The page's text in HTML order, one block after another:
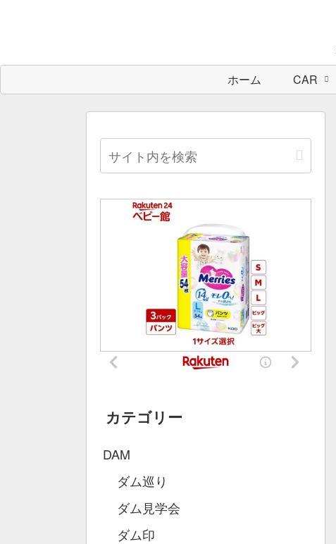
ホーム CAR
カテゴリー
DAM
ダム巡り
ダム見学会
ダム印